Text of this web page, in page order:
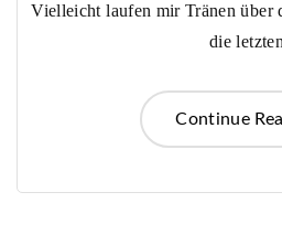
Vielleicht laufen mir Tränen über
die letzten
Continue